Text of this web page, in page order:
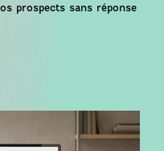
prospects sans réponse